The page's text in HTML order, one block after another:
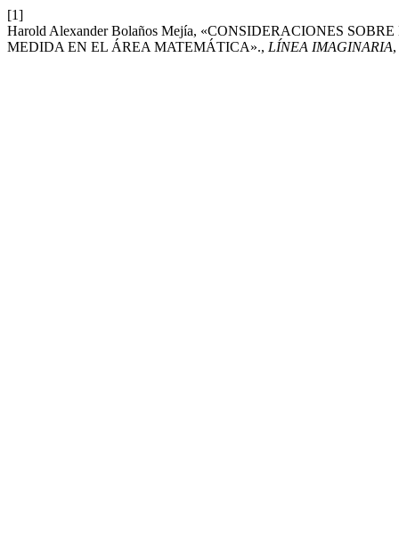
[1]
Harold Alexander Bolaños Mejía, «CONSIDERACIONES
MEDIDA EN EL ÁREA MATEMÁTICA»., LÍNEA IMAGINARIA